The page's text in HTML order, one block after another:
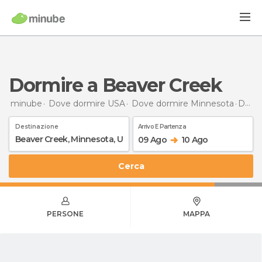
Dormire a Beaver Creek
minube Dove dormire USA Dove dormire Minnesota Dormire
Destinazione Arrivo E Partenza
09 Ago 10 Ago
Cerca
PERSONE MAPPA